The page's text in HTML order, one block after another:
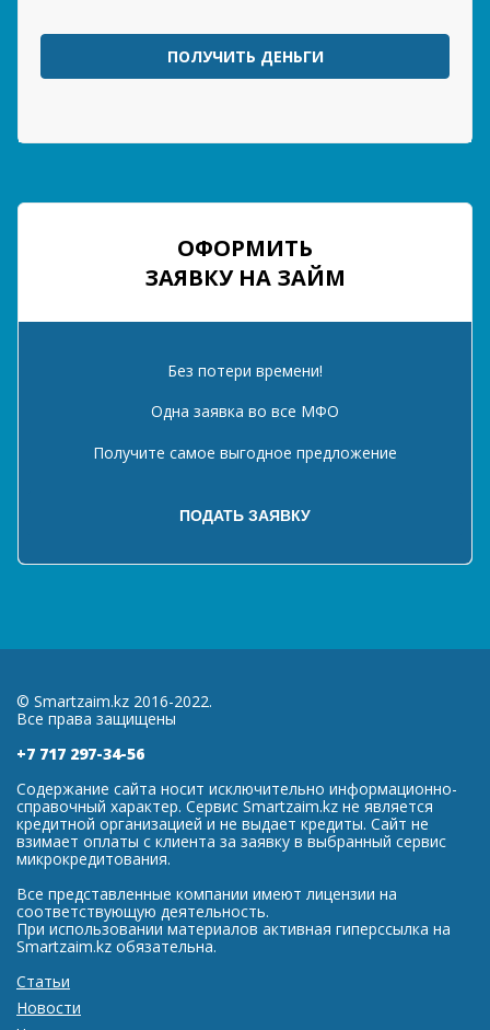
ПОЛУЧИТЬ ДЕНЬГИ
ОФОРМИТЬ
ЗАЯВКУ НА ЗАЙМ
Без потери времени!
Одна заявка во все МФО
Получите самое выгодное предложение
© Smartzaim.kz 2016-2022.
Все права защищены
+7 717 297-34-56
Содержание сайта носит исключительно информационно-
справочный характер. Сервис Smartzaim.kz не является
кредитной организацией и не выдает кредиты. Сайт не
взимает оплаты с клиента за заявку в выбранный сервис
микрокредитования.
Все представленные компании имеют лицензии на
соответствующую деятельность.
При использовании материалов активная гиперссылка на
Smartzaim.kz обязательна.
Статьи
Новости